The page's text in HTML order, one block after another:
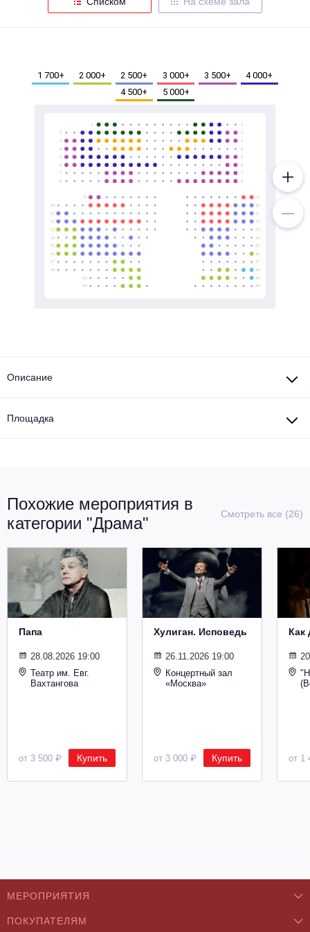
Металл
Описание
Площадка
Похожие мероприятия в
категории "Драма"
Смотреть все (26)
Папа
28.08.2026 19:00
Театр им. Евг.
Вахтангова
от 3 500 ₽ Купить
Хулиган. Исповедь
26.11.2026 19:00
Концертный зал
«Москва»
от 3 000 ₽ Купить
Как
от 1
МЕРОПРИЯТИЯ
Концерты
ПОКУПАТЕЛЯМ